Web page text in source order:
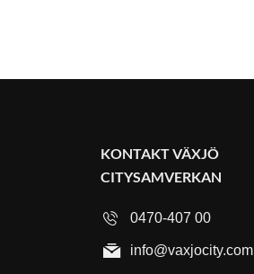
KONTAKT VÄXJÖ
CITYSAMVERKAN
0470-407 00
info@vaxjocity.com